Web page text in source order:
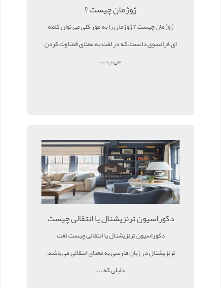
ژوژمان چیست ؟
ژوژمان چیست ؟ ژوژمان را به طور کلی می توان کلمه
ای فرانسوی دانست که در لغت به معنای قضاوت کردن
می ب ...
دکوراسیون ترنزیشنال یا انتقالی چیست
دکوراسیون ترنزیشنال یا انتقالی چیست لغت
ترنزیشنال در زبان فارسی به معنای انتقالی می باشد.
دلیلی که ...